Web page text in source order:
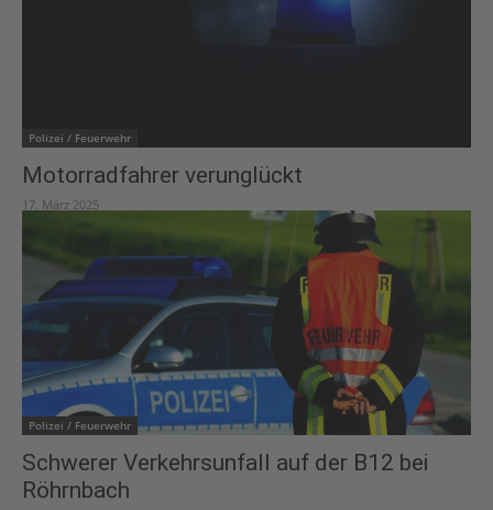
Polizei / Feuerwehr
Motorradfahrer verunglückt
17. März 2025
Polizei / Feuerwehr
Schwerer Verkehrsunfall auf der B12 bei
Röhrnbach